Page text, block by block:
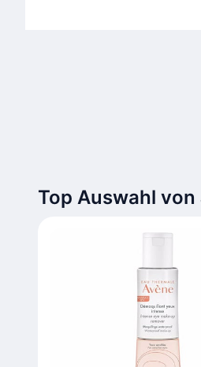
Top Auswahl